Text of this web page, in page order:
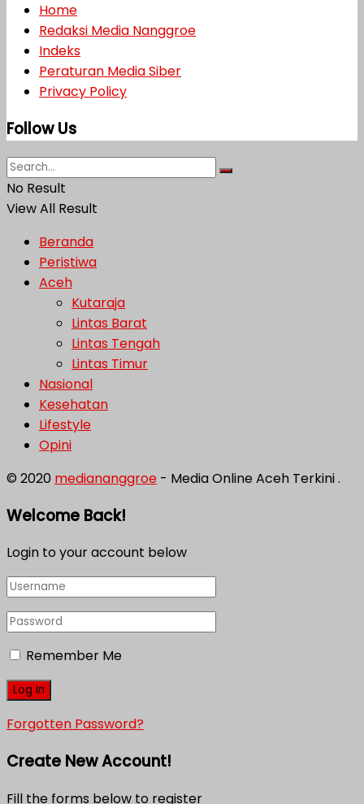
Home
Redaksi Media Nanggroe
Indeks
Peraturan Media Siber
Privacy Policy
Follow Us
No Result
View All Result
Beranda
Peristiwa
Aceh
Kutaraja
Lintas Barat
Lintas Tengah
Lintas Timur
Nasional
Kesehatan
Lifestyle
Opini
© 2020 mediananggroe - Media Online Aceh Terkini .
Welcome Back!
Login to your account below
Remember Me
Forgotten Password?
Create New Account!
Fill the forms below to register